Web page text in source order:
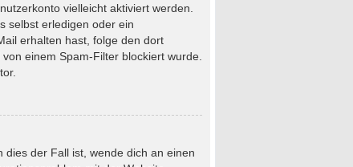
vielleicht aktiviert werden.
selbst erledigen oder ein
erhalten hast, folge den dort
einem Spam-Filter blockiert wurde.
der Fall ist, wende dich an einen